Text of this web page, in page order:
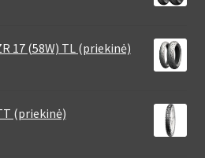
17 (58W) TL (priekinė)
(priekinė)